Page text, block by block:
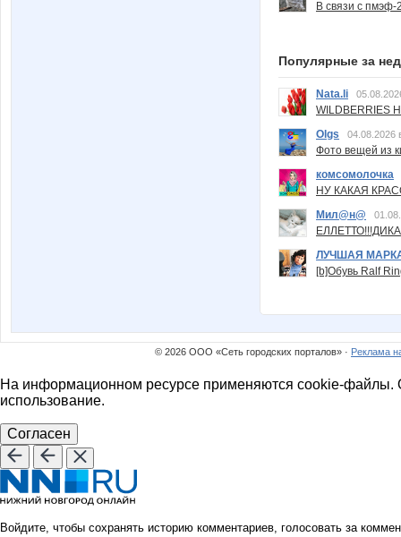
В связи с пмэф-
Популярные за
Nata.li
Olgs
04.08.2026
Фото вещей из
комсомолочка
НУ КАКАЯ
Мил@н@
ЛУЧШАЯ
[b]Обувь Ralf
© 2026 ООО «Сеть городских порталов» · Реклама
На информационном ресурсе применяются cookie-файлы.
использование.
Согласен
Войдите, чтобы сохранять историю комментариев, голосовать за